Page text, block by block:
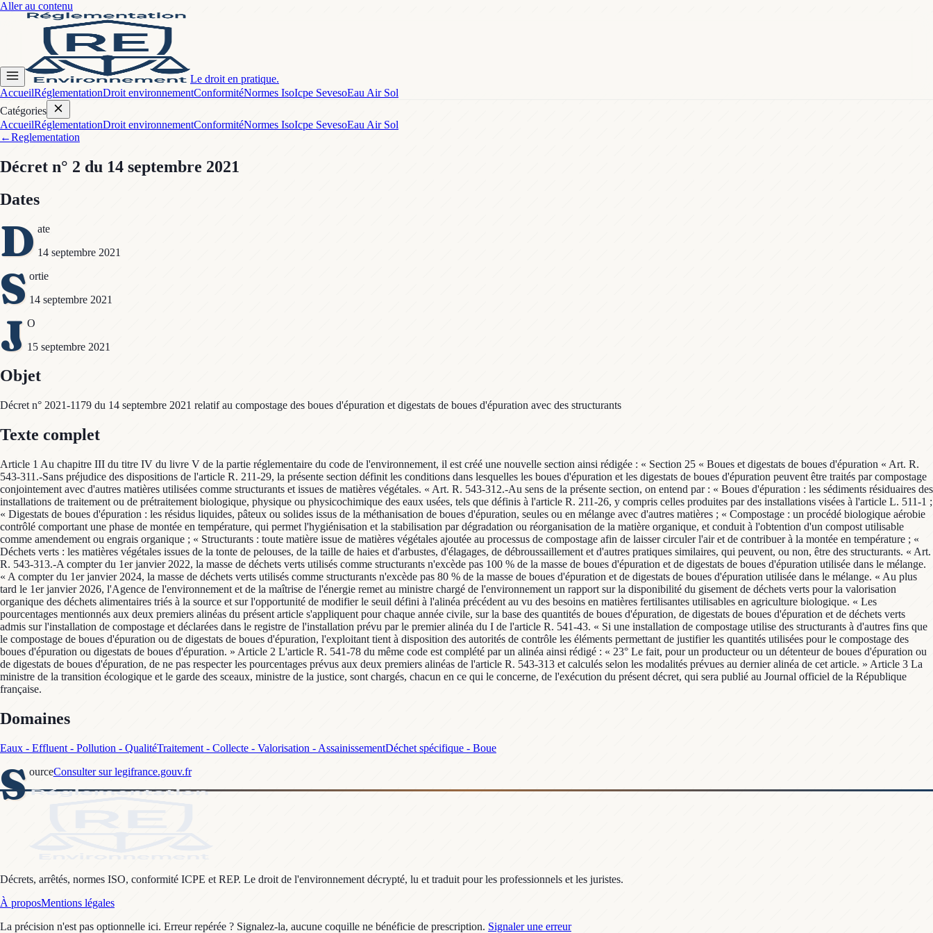
Aller au contenu
Le droit en pratique.
AccueilRéglementationDroit environnementConformitéNormes IsoIcpe SevesoEau Air Sol
Catégories
AccueilRéglementationDroit environnementConformitéNormes IsoIcpe SevesoEau Air Sol
←Reglementation
Décret n° 2 du 14 septembre 2021
Dates
D ate
14 septembre 2021
S ortie
14 septembre 2021
J O
15 septembre 2021
Objet
Décret n° 2021-1179 du 14 septembre 2021 relatif au compostage des boues d'épuration et digestats de boues d'épuration avec des structurants
Texte complet
Article 1 Au chapitre III du titre IV du livre V de la partie réglementaire du code de l'environnement, il est créé une nouvelle section ainsi rédigée : « Section 25 « Boues et digestats de boues d'épuration « Art. R.
543-311.-Sans préjudice des dispositions de l'article R. 211-29, la présente section définit les conditions dans lesquelles les boues d'épuration et les digestats de boues d'épuration peuvent être traités par compostage
conjointement avec d'autres matières utilisées comme structurants et issues de matières végétales. « Art. R. 543-312.-Au sens de la présente section, on entend par : « Boues d'épuration : les sédiments résiduaires des
installations de traitement ou de prétraitement biologique, physique ou physicochimique des eaux usées, tels que définis à l'article R. 211-26, y compris celles produites par des installations visées à l'article L. 511-1 ;
« Digestats de boues d'épuration : les résidus liquides, pâteux ou solides issus de la méthanisation de boues d'épuration, seules ou en mélange avec d'autres matières ; « Compostage : un procédé biologique aérobie
contrôlé comportant une phase de montée en température, qui permet l'hygiénisation et la stabilisation par dégradation ou réorganisation de la matière organique, et conduit à l'obtention d'un compost utilisable
comme amendement ou engrais organique ; « Structurants : toute matière issue de matières végétales ajoutée au processus de compostage afin de laisser circuler l'air et de contribuer à la montée en température ; «
Déchets verts : les matières végétales issues de la tonte de pelouses, de la taille de haies et d'arbustes, d'élagages, de débroussaillement et d'autres pratiques similaires, qui peuvent, ou non, être des structurants. « Art.
R. 543-313.-A compter du 1er janvier 2022, la masse de déchets verts utilisés comme structurants n'excède pas 100 % de la masse de boues d'épuration et de digestats de boues d'épuration utilisée dans le mélange.
« A compter du 1er janvier 2024, la masse de déchets verts utilisés comme structurants n'excède pas 80 % de la masse de boues d'épuration et de digestats de boues d'épuration utilisée dans le mélange. « Au plus
tard le 1er janvier 2026, l'Agence de l'environnement et de la maîtrise de l'énergie remet au ministre chargé de l'environnement un rapport sur la disponibilité du gisement de déchets verts pour la valorisation
organique des déchets alimentaires triés à la source et sur l'opportunité de modifier le seuil défini à l'alinéa précédent au vu des besoins en matières fertilisantes utilisables en agriculture biologique. « Les
pourcentages mentionnés aux deux premiers alinéas du présent article s'appliquent pour chaque année civile, sur la base des quantités de boues d'épuration, de digestats de boues d'épuration et de déchets verts
admis sur l'installation de compostage et déclarées dans le registre de l'installation prévu par le premier alinéa du I de l'article R. 541-43. « Si une installation de compostage utilise des structurants à d'autres fins que
le compostage de boues d'épuration ou de digestats de boues d'épuration, l'exploitant tient à disposition des autorités de contrôle les éléments permettant de justifier les quantités utilisées pour le compostage des
boues d'épuration ou digestats de boues d'épuration. » Article 2 L'article R. 541-78 du même code est complété par un alinéa ainsi rédigé : « 23° Le fait, pour un producteur ou un détenteur de boues d'épuration ou
de digestats de boues d'épuration, de ne pas respecter les pourcentages prévus aux deux premiers alinéas de l'article R. 543-313 et calculés selon les modalités prévues au dernier alinéa de cet article. » Article 3 La
ministre de la transition écologique et le garde des sceaux, ministre de la justice, sont chargés, chacun en ce qui le concerne, de l'exécution du présent décret, qui sera publié au Journal officiel de la République
française.
Domaines
Eaux - Effluent - Pollution - QualitéTraitement - Collecte - Valorisation - AssainissementDéchet spécifique - Boue
S ourceConsulter sur legifrance.gouv.fr
Décrets, arrêtés, normes ISO, conformité ICPE et REP. Le droit de l'environnement décrypté, lu et traduit pour les professionnels et les juristes.
À proposMentions légales
La précision n'est pas optionnelle ici. Erreur repérée ? Signalez-la, aucune coquille ne bénéficie de prescription. Signaler une erreur